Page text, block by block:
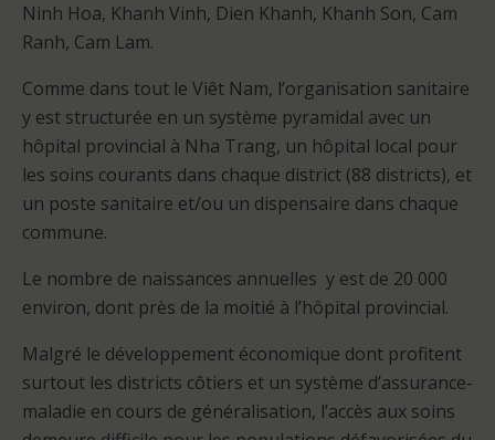
Ninh Hoa, Khanh Vinh, Dien Khanh, Khanh Son, Cam
Ranh, Cam Lam.
Comme dans tout le Viêt Nam, l’organisation sanitaire
y est structurée en un système pyramidal avec un
hôpital provincial à Nha Trang, un hôpital local pour
les soins courants dans chaque district (88 districts), et
un poste sanitaire et/ou un dispensaire dans chaque
commune.
Le nombre de naissances annuelles y est de 20 000
environ, dont près de la moitié à l’hôpital provincial.
Malgré le développement économique dont profitent
surtout les districts côtiers et un système d’assurance-
maladie en cours de généralisation, l’accès aux soins